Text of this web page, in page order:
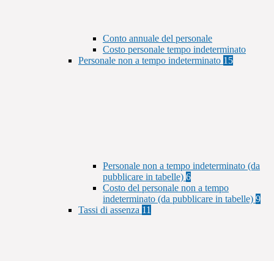
Conto annuale del personale
Costo personale tempo indeterminato
Personale non a tempo indeterminato 15
Personale non a tempo indeterminato (da
pubblicare in tabelle) 6
Costo del personale non a tempo
indeterminato (da pubblicare in tabelle) 9
Tassi di assenza 11